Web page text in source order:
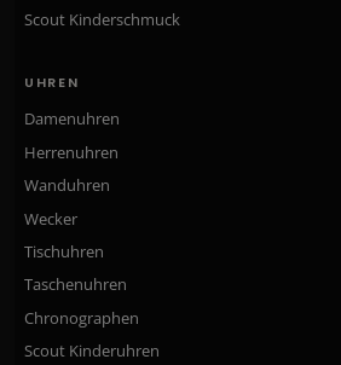
Scout Kinderschmuck
UHREN
Damenuhren
Herrenuhren
Wanduhren
Wecker
Tischuhren
Taschenuhren
Chronographen
Scout Kinderuhren